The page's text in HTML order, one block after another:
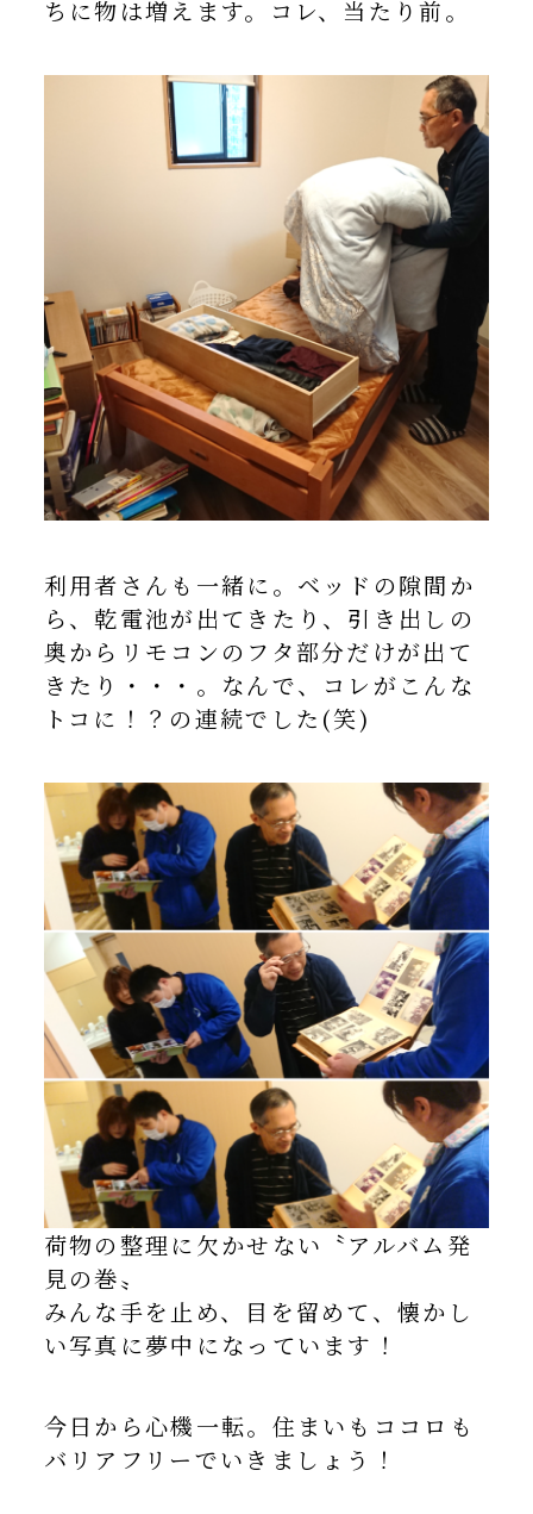
ちに物は増えます。コレ、当たり前。
利用者さんも一緒に。ベッドの隙間か
ら、乾電池が出てきたり、引き出しの
奥からリモコンのフタ部分だけが出て
きたり・・・。なんで、コレがこんな
トコに！？の連続でした(笑)
荷物の整理に欠かせない〝アルバム発
見の巻〟
みんな手を止め、目を留めて、懐かし
い写真に夢中になっています！
今日から心機一転。住まいもココロも
バリアフリーでいきましょう！